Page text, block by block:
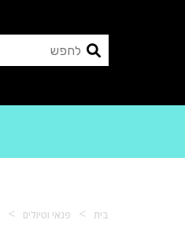
בית > פנאי וטיולים >